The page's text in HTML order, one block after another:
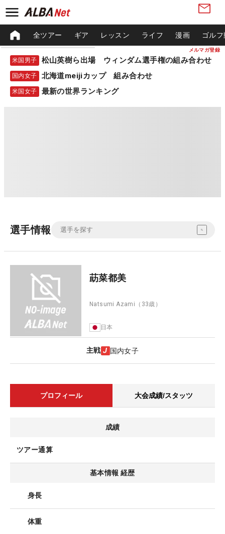
メルマガ登録
全ツアー ギア レッスン ライフ 漫画 ゴル
米国男子 松山英樹ら出場 ウィンダム選手権の組み合わせ
国内女子 北海道meijiカップ 組み合わせ
米国女子 最新の世界ランキング
選手情報
莇菜都美
Natsumi Azami （33歳）
日本
主戦 国内女子
プロフィール 大会成績/スタッツ
成績
ツアー通算
基本情報 経歴
身長
体重